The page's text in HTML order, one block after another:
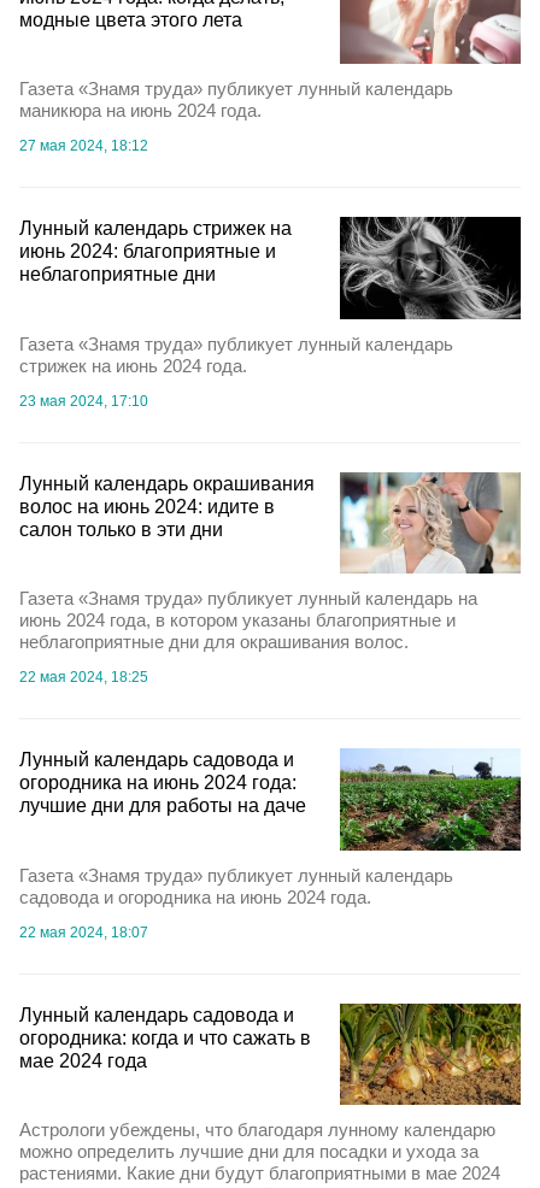
модные цвета этого лета
Газета «Знамя труда» публикует лунный календарь
маникюра на июнь 2024 года.
27 мая 2024, 18:12
Лунный календарь стрижек на
июнь 2024: благоприятные и
неблагоприятные дни
Газета «Знамя труда» публикует лунный календарь
стрижек на июнь 2024 года.
23 мая 2024, 17:10
Лунный календарь окрашивания
волос на июнь 2024: идите в
салон только в эти дни
Газета «Знамя труда» публикует лунный календарь на
июнь 2024 года, в котором указаны благоприятные и
неблагоприятные дни для окрашивания волос.
22 мая 2024, 18:25
Лунный календарь садовода и
огородника на июнь 2024 года:
лучшие дни для работы на даче
Газета «Знамя труда» публикует лунный календарь
садовода и огородника на июнь 2024 года.
22 мая 2024, 18:07
Лунный календарь садовода и
огородника: когда и что сажать в
мае 2024 года
Астрологи убеждены, что благодаря лунному календарю
можно определить лучшие дни для посадки и ухода за
растениями. Какие дни будут благоприятными в мае 2024